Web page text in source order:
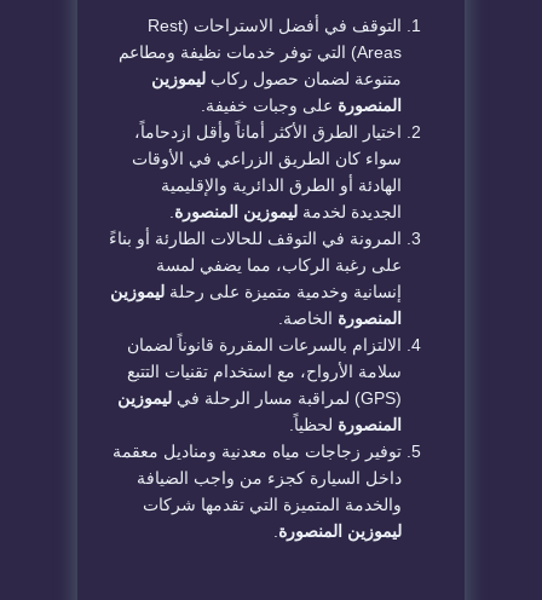
​التوقف في أفضل الاستراحات (Rest
Areas) التي توفر خدمات نظيفة ومطاعم
متنوعة لضمان حصول ركاب ليموزين
المنصورة على وجبات خفيفة.
​اختيار الطرق الأكثر أماناً وأقل ازدحاماً،
سواء كان الطريق الزراعي في الأوقات
الهادئة أو الطرق الدائرية والإقليمية
الجديدة لخدمة ليموزين المنصورة
​المرونة في التوقف للحالات الطارئة أو بناءً
على رغبة الركاب، مما يضفي لمسة
إنسانية وخدمية متميزة على رحلة ليموزين
المنصورة الخاصة.
​الالتزام بالسرعات المقررة قانوناً لضمان
سلامة الأرواح، مع استخدام تقنيات التتبع
(GPS) لمراقبة مسار الرحلة في
ليموزين
المنصورة لحظياً.
​توفير زجاجات مياه معدنية ومناديل معقمة
داخل السيارة كجزء من واجب الضيافة
والخدمة المتميزة التي تقدمها شركات
ليموزين المنصورة